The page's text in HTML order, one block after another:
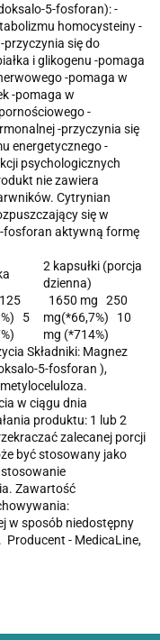
5-fosforan):-
homocysteiny-
-przyczynia się do
i glikogenu -pomaga
-pomaga w
-pomaga w
-
-przyczynia się
energetycznego-
psychologicznych
nie zawiera
Cytrynian
się w
fosforan aktywną formę
2 kapsułki (porcja
dzienna)
125
5
1650 mg
250
mg(*66,7%)
10
mg (*714%)
Składniki: Magnez
5-fosforan ),
w ciągu dnia
produktu: 1 lub 2
zalecanej porcji
być stosowany jako
Zawartość
w sposób niedostępny
Producent - MedicaLine,